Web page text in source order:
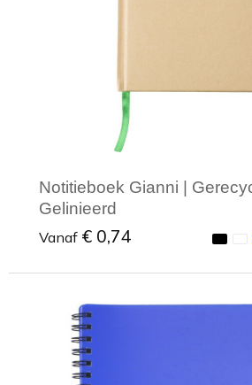
Notitieboek Gianni |
Gelinieerd
Vanaf € 0,74
Minimale afname: 1